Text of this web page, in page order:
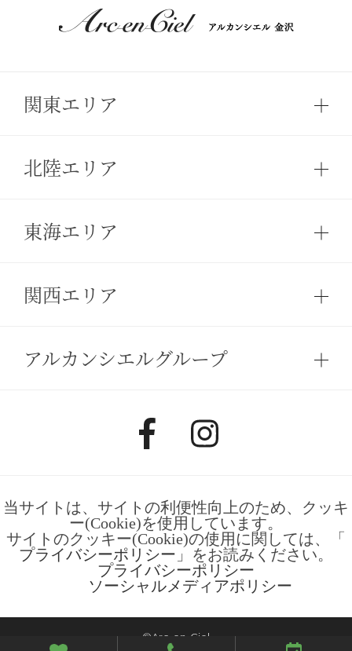
関東エリア
北陸エリア
東海エリア
関西エリア
アルカンシエルグループ
当サイトは、サイトの利便性向上のため、クッキ
ー(Cookie)を使用しています。
サイトのクッキー(Cookie)の使用に関しては、「
プライバシーポリシー 」をお読みください。
プライバシーポリシー
ソーシャルメディアポリシー
©Arc-en-Ciel